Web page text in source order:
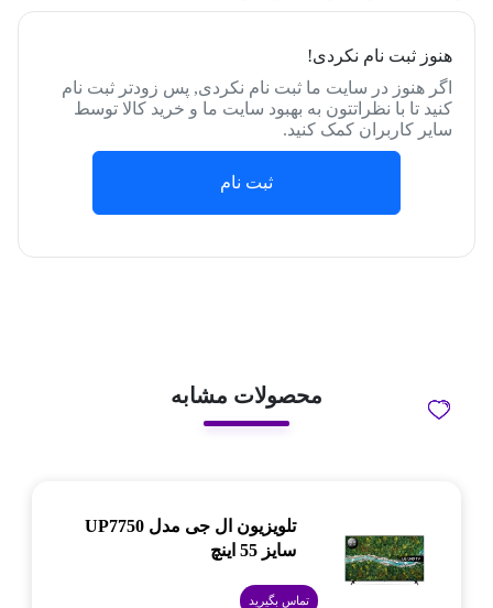
هنوز ثبت نام نکردی!
اگر هنوز در سایت ما ثبت نام نکردی, پس زودتر ثبت نام
کنید تا با نظراتتون به بهبود سایت ما و خرید کالا توسط
سایر کاربران کمک کنید.
ثبت نام
محصولات مشابه
تلویزیون ال جی مدل UP7750
سایز 55 اینچ
تماس بگیرید